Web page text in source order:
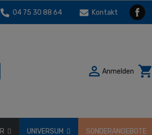
04 75 30 88 64 Kontakt
 Anmelden shopping_cart
UNIVERSUM SONDERANGEBOTE